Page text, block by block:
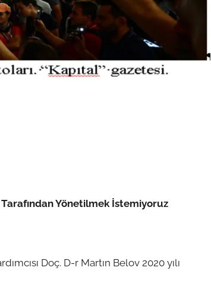
Tarafından Yönetilmek İstemiyoruz
Doç. D-r Martın Belov 2020 yılı